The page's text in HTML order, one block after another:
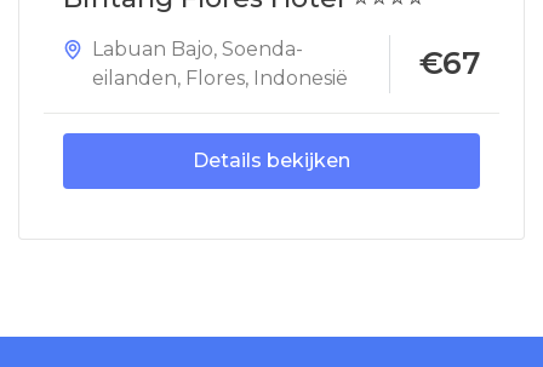
Labuan Bajo, Soenda-
eilanden, Flores, Indonesië €67
Details bekijken